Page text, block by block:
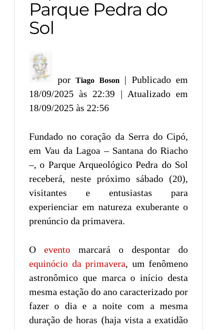
Parque Pedra do
Sol
por Tiago Boson
| Publicado em
18/09/2025 às 22:39 | Atualizado em
18/09/2025 às 22:56
Fundado no coração da Serra do Cipó,
em Vau da Lagoa – Santana do Riacho
–, o Parque Arqueológico Pedra do Sol
receberá, neste próximo sábado (20),
visitantes e entusiastas para
experienciar em natureza exuberante o
prenúncio da primavera.
O evento marcará o despontar do
equinócio da primavera, um fenômeno
astronômico que marca o início desta
mesma estação do ano caracterizado por
fazer o dia e a noite com a mesma
duração de horas (haja vista a exatidão